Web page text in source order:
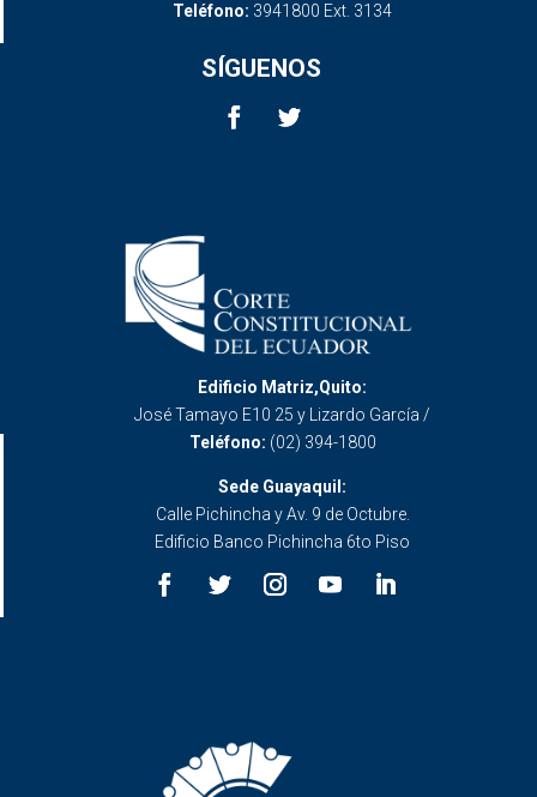
Teléfono: 3941800 Ext. 3134
SÍGUENOS
Edificio Matriz,Quito:
José Tamayo E10 25 y Lizardo García /
Teléfono: (02) 394-1800
Sede Guayaquil:
Calle Pichincha y Av. 9 de Octubre.
Edificio Banco Pichincha 6to Piso